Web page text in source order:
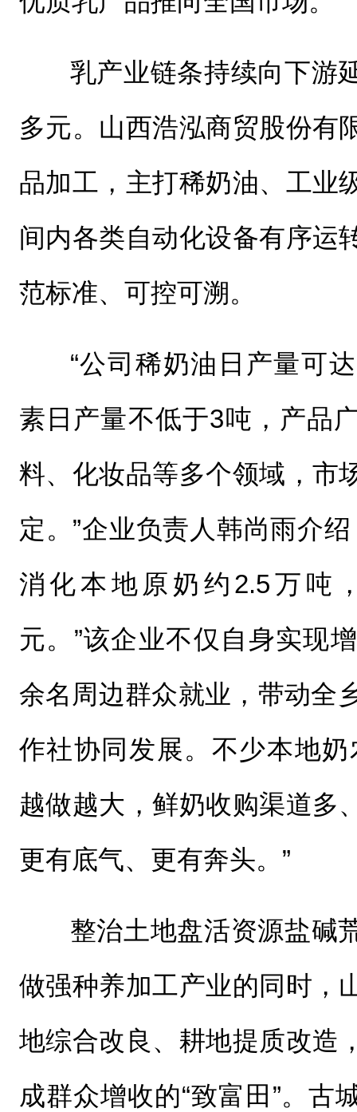
乳产业链条持续向下游
多元。山西浩泓商贸股份有
品加工，主打稀奶油、工业
间内各类自动化设备有序运
范标准、可控可溯。
“公司稀奶油日产量可
素日产量不低于3吨，产品
料、化妆品等多个领域，市
定。”企业负责人韩尚雨介
消化本地原奶约2.5万吨
元。”该企业不仅自身实现
余名周边群众就业，带动全
作社协同发展。不少本地奶
越做越大，鲜奶收购渠道多
更有底气、更有奔头。”
整治土地盘活资源盐碱
做强种养加工产业的同时，
地综合改良、耕地提质改造
成群众增收的“致富田”。古